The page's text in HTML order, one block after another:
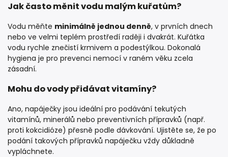
Jak často měnit vodu malým kuřatům?
Vodu měňte minimálně jednou denně, v prvních dnech
nebo ve velmi teplém prostředí raději i dvakrát. Kuřátka
vodu rychle znečistí krmivem a podestýlkou. Dokonalá
hygiena je pro prevenci nemocí v raném věku zcela
zásadní.
Mohu do vody přidávat vitamíny?
Ano, napáječky jsou ideální pro podávání tekutých
vitamínů, minerálů nebo preventivních přípravků (např.
proti kokcidióze) přesně podle dávkování. Ujistěte se, že po
podání takových přípravků napáječku vždy důkladně
vypláchnete.